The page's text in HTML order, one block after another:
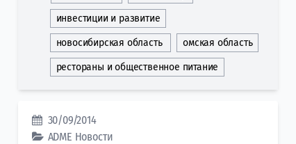
инвестиции и развитие
новосибирская область омская область
рестораны и общественное питание
30/09/2014
ADME Новости